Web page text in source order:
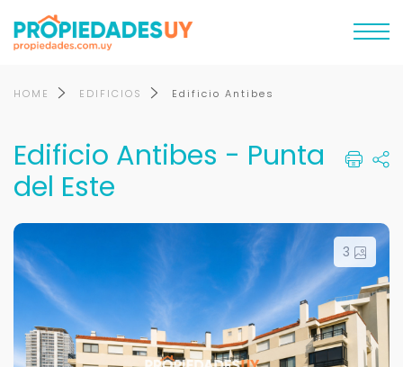
HOME EDIFICIOS Edificio Antibes
Edificio Antibes - Punta
del Este
3